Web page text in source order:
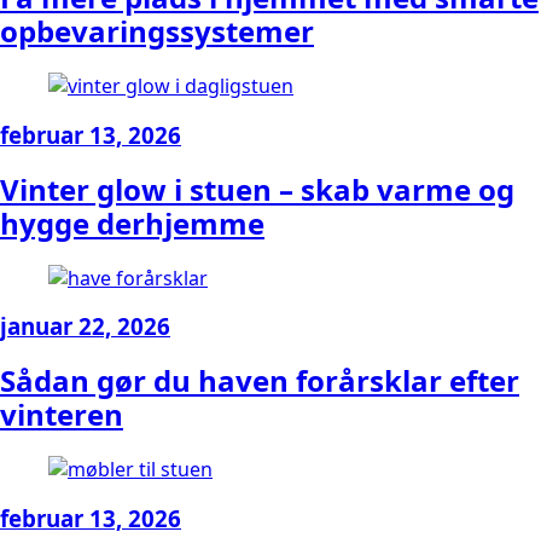
opbevaringssystemer
februar 13, 2026
Vinter glow i stuen – skab varme og
hygge derhjemme
januar 22, 2026
Sådan gør du haven forårsklar efter
vinteren
februar 13, 2026